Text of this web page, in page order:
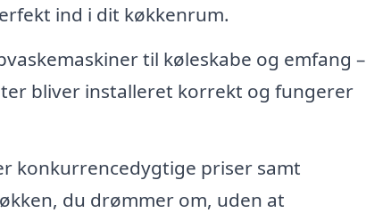
ind i dit køkkenrum.
til køleskabe og emfang –
bliver installeret korrekt og fungerer
konkurrencedygtige priser samt
du drømmer om, uden at